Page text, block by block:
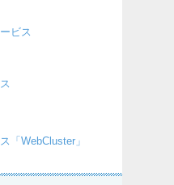
ビス
「WebCluster」